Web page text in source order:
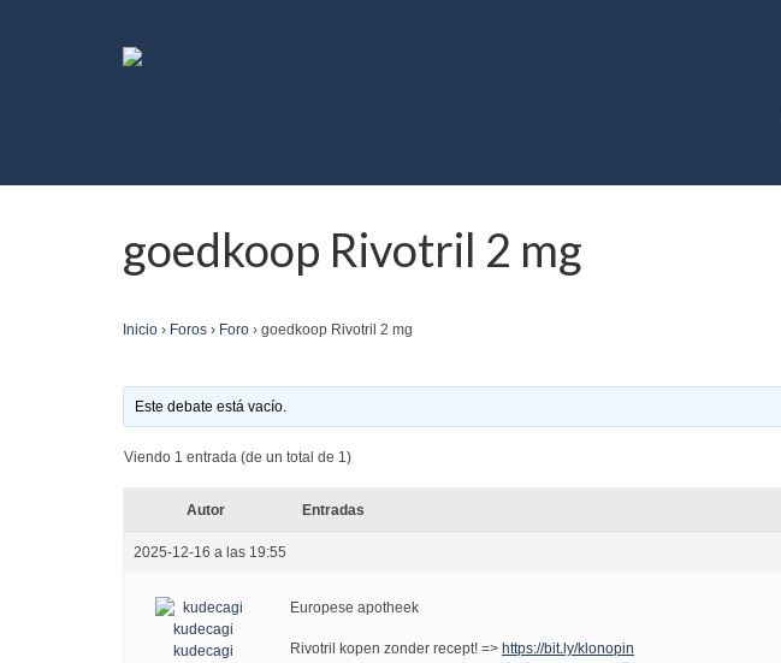
goedkoop Rivotril 2 mg
Inicio › Foros › Foro › goedkoop Rivotril 2 mg
Este debate está vacío.
Viendo 1 entrada (de un total de 1)
Autor Entradas
2025-12-16 a las 19:55
kudecagi
Europese apotheek
Rivotril kopen zonder recept! => https://bit.ly/klonopin